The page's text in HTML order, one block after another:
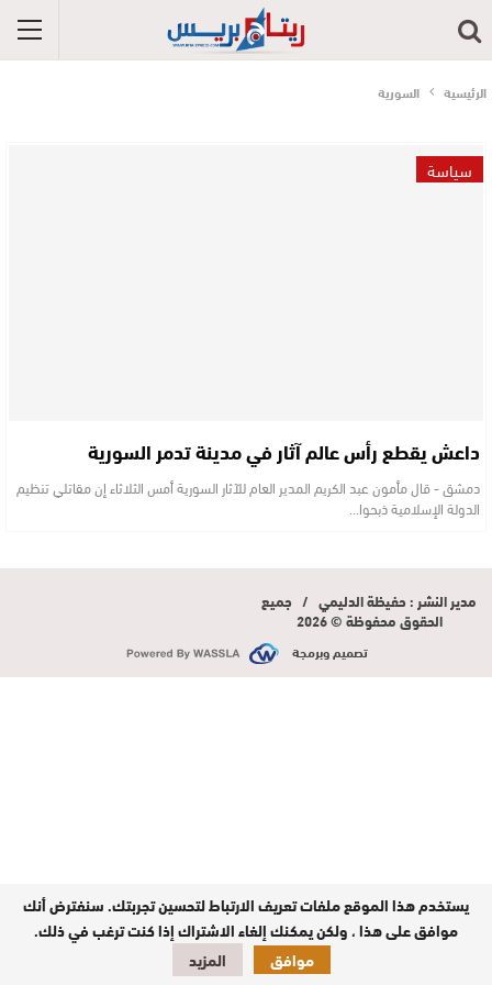
الرئيسية السورية
سياسة
داعش يقطع رأس عالم آثار في مدينة تدمر السورية
دمشق - قال مأمون عبد الكريم المدير العام للآثار السورية أمس الثلاثاء إن مقاتلي تنظيم
الدولة الإسلامية ذبحوا…
مدير النشر : حفيظة الدليمي / جميع
الحقوق محفوظة © 2026
تصميم وبرمجة
يستخدم هذا الموقع ملفات تعريف الارتباط لتحسين تجربتك. سنفترض أنك
موافق على هذا ، ولكن يمكنك إلغاء الاشتراك إذا كنت ترغب في ذلك.
موافق
المزيد